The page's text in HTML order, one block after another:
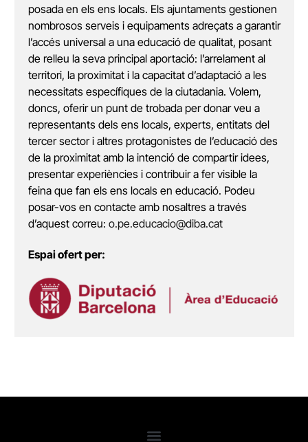
posada en els ens locals. Els ajuntaments gestionen
nombrosos serveis i equipaments adreçats a garantir
l’accés universal a una educació de qualitat, posant
de relleu la seva principal aportació: l’arrelament al
territori, la proximitat i la capacitat d’adaptació a les
necessitats específiques de la ciutadania. Volem,
doncs, oferir un punt de trobada per donar veu a
representants dels ens locals, experts, entitats del
tercer sector i altres protagonistes de l’educació des
de la proximitat amb la intenció de compartir idees,
presentar experiències i contribuir a fer visible la
feina que fan els ens locals en educació. Podeu
posar-vos en contacte amb nosaltres a través
d’aquest correu: o.pe.educacio@diba.cat
Espai ofert per: